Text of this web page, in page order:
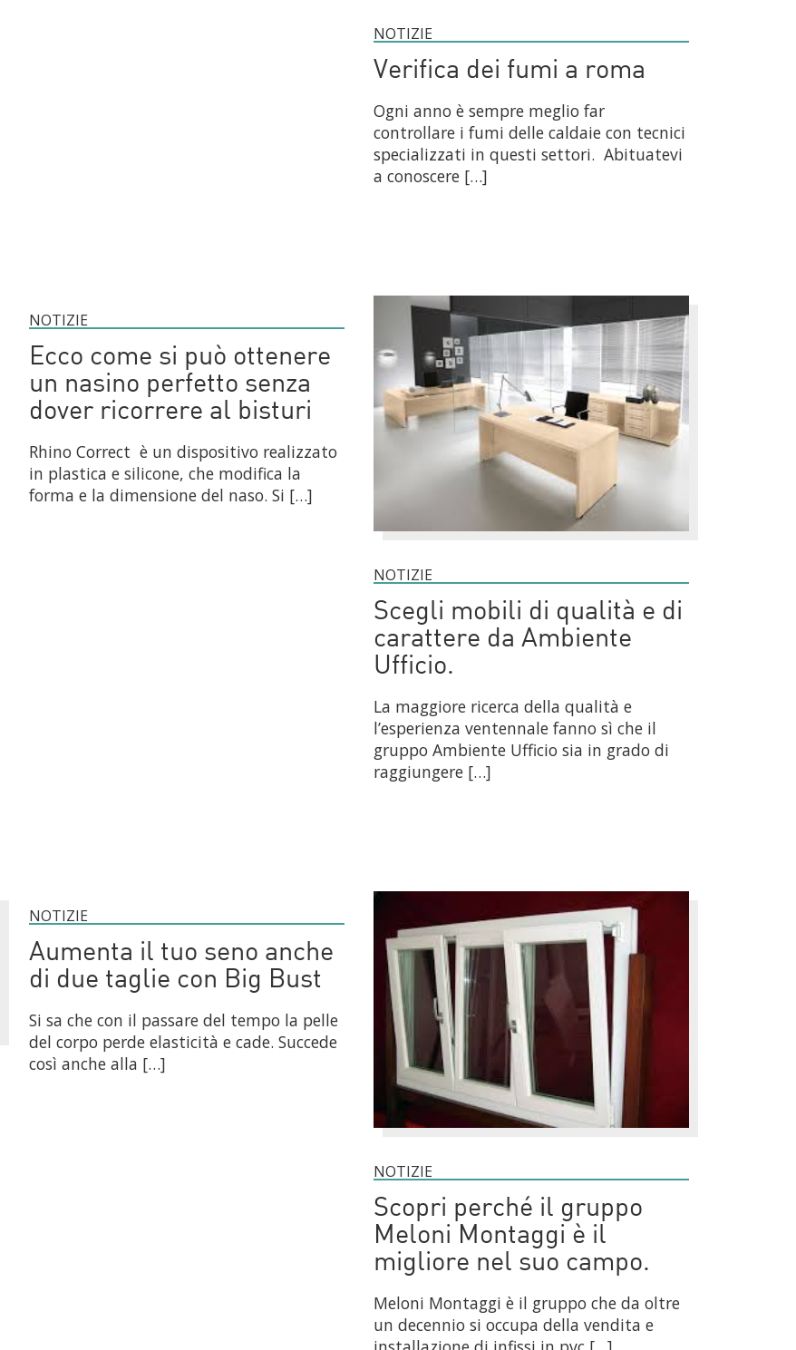
NOTIZIE
Verifica dei fumi a roma
Ogni anno è sempre meglio far
controllare i fumi delle caldaie con tecnici
specializzati in questi settori. Abituatevi
a conoscere […]
NOTIZIE
Ecco come si può ottenere
un nasino perfetto senza
dover ricorrere al bisturi
Rhino Correct è un dispositivo realizzato
in plastica e silicone, che modifica la
forma e la dimensione del naso. Si […]
NOTIZIE
Scegli mobili di qualità e di
carattere da Ambiente
Ufficio.
La maggiore ricerca della qualità e
l’esperienza ventennale fanno sì che il
gruppo Ambiente Ufficio sia in grado di
raggiungere […]
NOTIZIE
Aumenta il tuo seno anche
di due taglie con Big Bust
Si sa che con il passare del tempo la pelle
del corpo perde elasticità e cade. Succede
così anche alla […]
NOTIZIE
Scopri perché il gruppo
Meloni Montaggi è il
migliore nel suo campo.
Meloni Montaggi è il gruppo che da oltre
un decennio si occupa della vendita e